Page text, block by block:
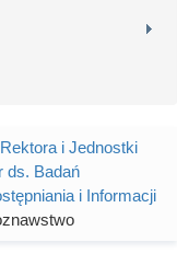
i Jednostki
ds. Badań
i Informacji